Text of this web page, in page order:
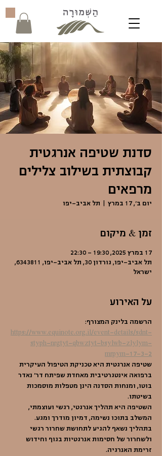
סדנת שטיפה אנרגטית
קבוצתית בשילוב צלילים
מרפאים
יום ב׳, 17 במרץ תל אביב-יפו
זמן & מיקום
17 במרץ 2025, 19:30 – 22:30
תל אביב-יפו, גורדון 30, תל אביב-יפו, 6343811,
ישראל
על האירוע
הרשמה בלינק המצורף:
https://www.equinote.org.il/event-details/sdnt-
styph-nrgtyt-qbwztyt-bsylwb-zlylym-
mrpym-17-3-2
שטיפה אנרגטית היא טכניקת הטיפול העיקרית
ברפואה אינטגרטיבית מאחדת שפיתח דר׳ נאדר
בוטו, ומנחות הסדנה הינן מטפלות מוסמכות
בשיטתו.
השטיפה היא תהליך אנרגטי, רגשי ועוצמתי,
המשלב בתוכו נשימה, דמיון מודרך ומגע.
בתהליך נשאף להגיע לתחושת שחרור רגשי
ולשחרור של חסימות אנרגטיות בגוף וחידוש
זרימת האנרגיה.